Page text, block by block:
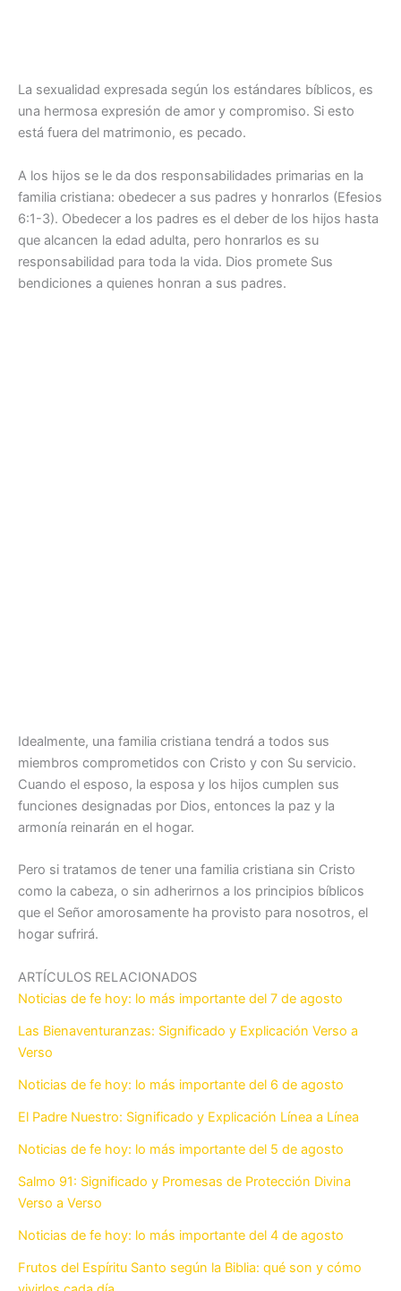
La sexualidad expresada según los estándares bíblicos, es
una hermosa expresión de amor y compromiso. Si esto
está fuera del matrimonio, es pecado.
A los hijos se le da dos responsabilidades primarias en la
familia cristiana: obedecer a sus padres y honrarlos (Efesios
6:1-3). Obedecer a los padres es el deber de los hijos hasta
que alcancen la edad adulta, pero honrarlos es su
responsabilidad para toda la vida. Dios promete Sus
bendiciones a quienes honran a sus padres.
Idealmente, una familia cristiana tendrá a todos sus
miembros comprometidos con Cristo y con Su servicio.
Cuando el esposo, la esposa y los hijos cumplen sus
funciones designadas por Dios, entonces la paz y la
armonía reinarán en el hogar.
Pero si tratamos de tener una familia cristiana sin Cristo
como la cabeza, o sin adherirnos a los principios bíblicos
que el Señor amorosamente ha provisto para nosotros, el
hogar sufrirá.
ARTÍCULOS RELACIONADOS
Noticias de fe hoy: lo más importante del 7 de agosto
Las Bienaventuranzas: Significado y Explicación Verso a
Verso
Noticias de fe hoy: lo más importante del 6 de agosto
El Padre Nuestro: Significado y Explicación Línea a Línea
Noticias de fe hoy: lo más importante del 5 de agosto
Salmo 91: Significado y Promesas de Protección Divina
Verso a Verso
Noticias de fe hoy: lo más importante del 4 de agosto
Frutos del Espíritu Santo según la Biblia: qué son y cómo